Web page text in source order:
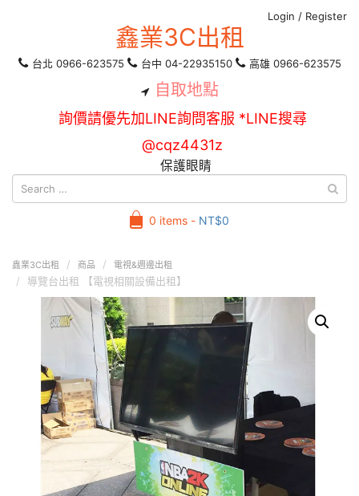
Login / Register
鑫業3C出租
台北 0966-623575 台中 04-22935150 高雄 0966-623575
自取地點
詢價請優先加LINE詢問客服 *LINE搜尋
@cqz4431z
保護眼睛
0 items - NT$0
鑫業3C出租 商品 電視&週邊出租
導覽台出租 【電視相關設備出租】